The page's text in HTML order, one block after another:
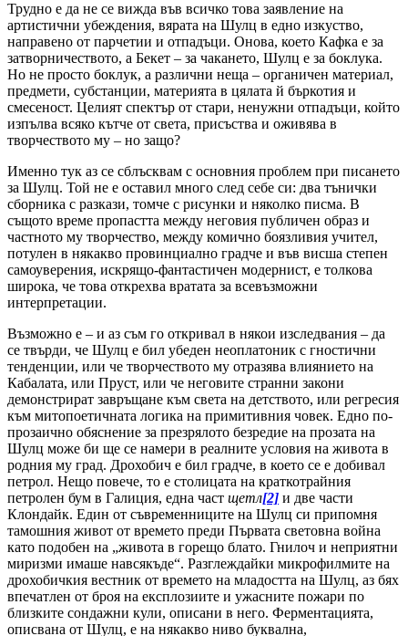
Трудно е да не се вижда във всичко това заявление на
артистични убеждения, вярата на Шулц в едно изкуство,
направено от парчетии и отпадъци. Онова, което Кафка е за
затворничеството, а Бекет – за чакането, Шулц е за боклука.
Но не просто боклук, а различни неща – органичен материал,
предмети, субстанции, материята в цялата й бъркотия и
смесеност. Целият спектър от стари, ненужни отпадъци, който
изпълва всяко кътче от света, присъства и оживява в
творчеството му – но защо?
Именно тук аз се сблъсквам с основния проблем при писането
за Шулц. Той не е оставил много след себе си: два тънички
сборника с разкази, томче с рисунки и няколко писма. В
същото време пропастта между неговия публичен образ и
частното му творчество, между комично боязливия учител,
потулен в някакво провинциално градче и във висша степен
самоуверения, искрящо-фантастичен модернист, е толкова
широка, че това открехва вратата за всевъзможни
интерпретации.
Възможно е – и аз съм го откривал в някои изследвания – да
се твърди, че Шулц е бил убеден неоплатоник с гностични
тенденции, или че творчеството му отразява влиянието на
Кабалата, или Пруст, или че неговите странни закони
демонстрират завръщане към света на детството, или регресия
към митопоетичната логика на примитивния човек. Едно по-
прозаично обяснение за презрялото безредие на прозата на
Шулц може би ще се намери в реалните условия на живота в
родния му град. Дрохобич е бил градче, в което се е добивал
петрол. Нещо повече, то е столицата на краткотрайния
петролен бум в Галиция, една част щетл[2] и две части
Клондайк. Един от съвременниците на Шулц си припомня
тамошния живот от времето преди Първата световна война
като подобен на „живота в горещо блато. Гнилоч и неприятни
миризми имаше навсякъде“. Разглеждайки микрофилмите на
дрохобичкия вестник от времето на младостта на Шулц, аз бях
впечатлен от броя на експлозиите и ужасните пожари по
близките сондажни кули, описани в него. Ферментацията,
описвана от Шулц, е на някакво ниво буквална,